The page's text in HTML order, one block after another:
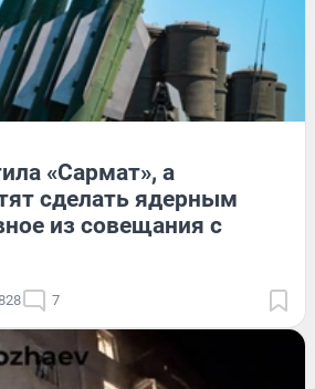
«Сармат», а
сделать ядерным
из совещания с
7